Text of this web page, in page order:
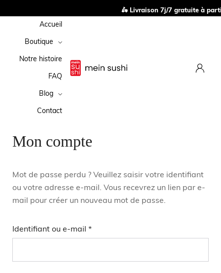
🛵 Livraison 7j/7 gratuite à
Accueil
Boutique
Notre histoire
FAQ
Blog
Contact
Mon compte
Mot de passe perdu ? Veuillez saisir votre identifiant
ou votre adresse e-mail. Vous recevrez un lien par e-
mail pour créer un nouveau mot de passe.
Identifiant ou e-mail *Obligatoire